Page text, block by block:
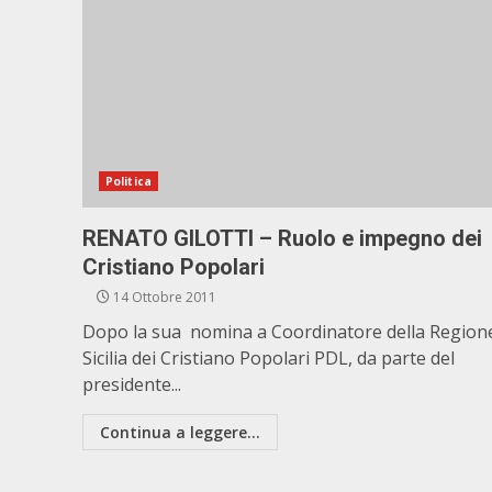
Politica
RENATO GILOTTI – Ruolo e impegno dei
Cristiano Popolari
14 Ottobre 2011
Dopo la sua nomina a Coordinatore della
Sicilia dei Cristiano Popolari PDL, da parte del
presidente...
Continua a leggere...